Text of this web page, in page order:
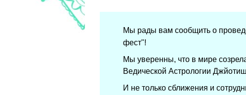
Мы рады вам сообщить о
фест"!
Мы уверенны, что в мире
Ведической Астрологии
И не только сближения и